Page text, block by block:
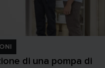
di una pompa di